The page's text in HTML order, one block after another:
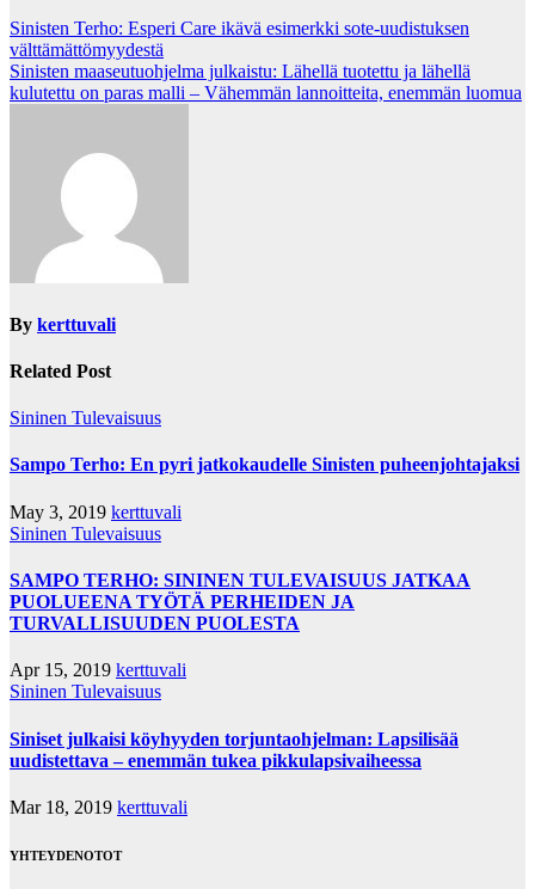
Post
navigation
Sinisten Terho: Esperi Care ikävä esimerkki sote-uudistuksen
välttämättömyydestä
Sinisten maaseutuohjelma julkaistu: Lähellä tuotettu ja lähellä
kulutettu on paras malli – Vähemmän lannoitteita, enemmän luomua
By kerttuvali
Related Post
Sininen Tulevaisuus
Sampo Terho: En pyri jatkokaudelle Sinisten puheenjohtajaksi
May 3, 2019 kerttuvali
Sininen Tulevaisuus
SAMPO TERHO: SININEN TULEVAISUUS JATKAA
PUOLUEENA TYÖTÄ PERHEIDEN JA
TURVALLISUUDEN PUOLESTA
Apr 15, 2019 kerttuvali
Sininen Tulevaisuus
Siniset julkaisi köyhyyden torjuntaohjelman: Lapsilisää
uudistettava – enemmän tukea pikkulapsivaiheessa
Mar 18, 2019 kerttuvali
YHTEYDENOTOT